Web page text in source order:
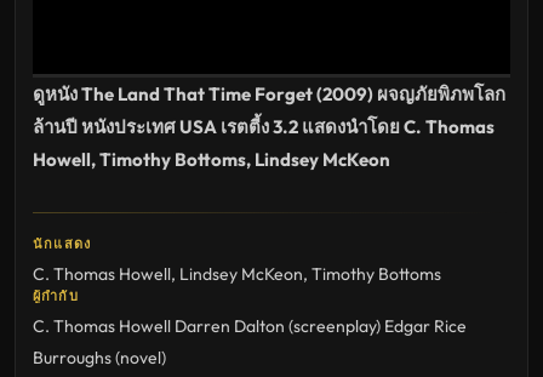
ดูหนัง The Land That Time Forget (2009) ผจญภัยพิภพโลก
ล้านปี หนังประเทศ USA เรตตี้ง 3.2 แสดงนำโดย C. Thomas
Howell, Timothy Bottoms, Lindsey McKeon
นักแสดง
C. Thomas Howell, Lindsey McKeon, Timothy Bottoms
ผู้กำกับ
C. Thomas Howell Darren Dalton (screenplay) Edgar Rice
Burroughs (novel)